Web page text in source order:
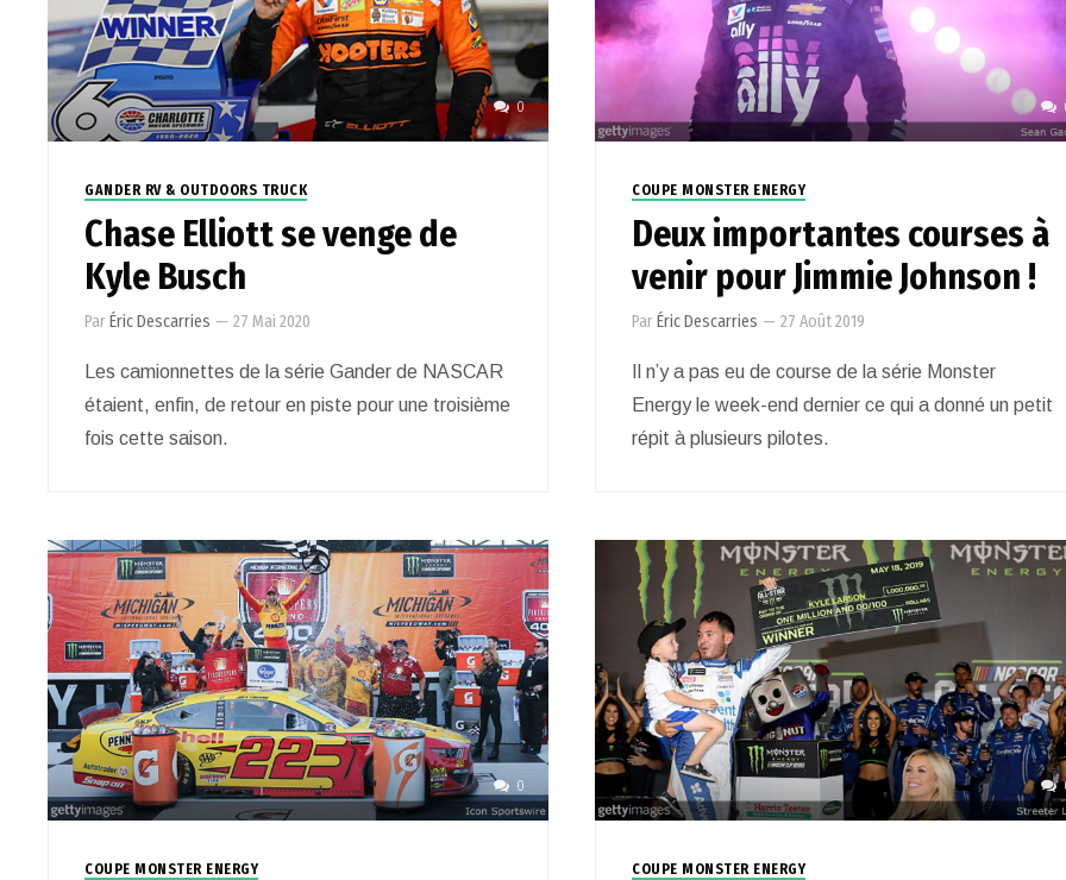
0
GANDER RV & OUTDOORS TRUCK
Chase Elliott se venge de
Kyle Busch
ParÉric Descarries — 27 Mai 2020
Les camionnettes de la série Gander de NASCAR
étaient, enfin, de retour en piste pour une troisième
fois cette saison.
COUPE MONSTER ENERGY
Deux importantes courses à
venir pour Jimmie Johnson !
ParÉric Descarries — 27 Août 2019
Il n’y a pas eu de course de la série Monster
Energy le week-end dernier ce qui a donné un petit
répit à plusieurs pilotes.
0
COUPE MONSTER ENERGY COUPE MONSTER ENERGY